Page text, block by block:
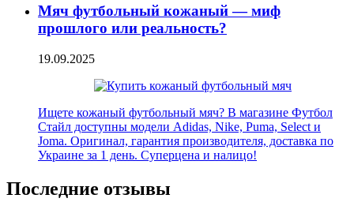
Мяч футбольный кожаный — миф
прошлого или реальность?
19.09.2025
Ищете кожаный футбольный мяч? В магазине Футбол
Стайл доступны модели Adidas, Nike, Puma, Select и
Joma. Оригинал, гарантия производителя, доставка по
Украине за 1 день. Суперцена и налицо!
Последние отзывы